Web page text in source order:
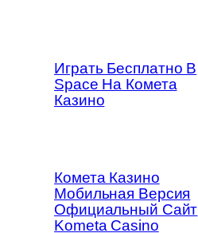
Играть Бесплатно В
Space На Комета
Казино
Комета Казино
Мобильная Версия
Официальный Сайт
Kometa Casino